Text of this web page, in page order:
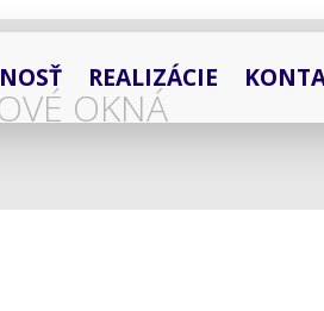
REALIZÁCIE
OKNÁ